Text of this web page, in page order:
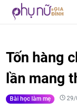
Tốn hàng
lần mang
Bài học làm mẹ 29/